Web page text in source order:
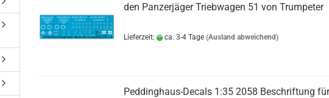
den Panzerjäger Triebwagen 51 von Trumpeter
Lieferzeit: ca. 3-4 Tage (Ausland abweichend)
Peddinghaus-Decals 1:35 2058 Beschriftung für